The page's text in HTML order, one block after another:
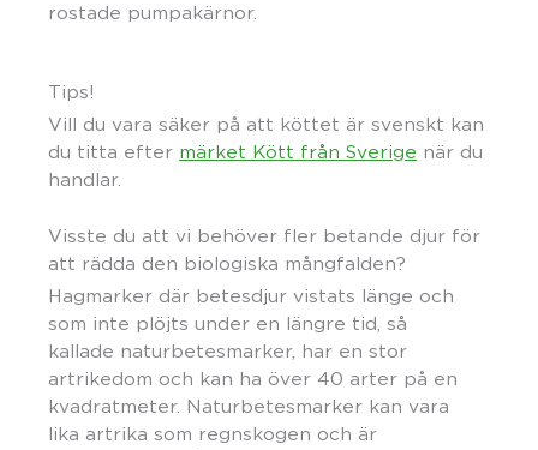
rostade pumpakärnor.
Tips!
Vill du vara säker på att köttet är svenskt kan
du titta efter märket Kött från Sverige när du
handlar.
Visste du att vi behöver fler betande djur för
att rädda den biologiska mångfalden?
Hagmarker där betesdjur vistats länge och
som inte plöjts under en längre tid, så
kallade naturbetesmarker, har en stor
artrikedom och kan ha över 40 arter på en
kvadratmeter. Naturbetesmarker kan vara
lika artrika som regnskogen och är